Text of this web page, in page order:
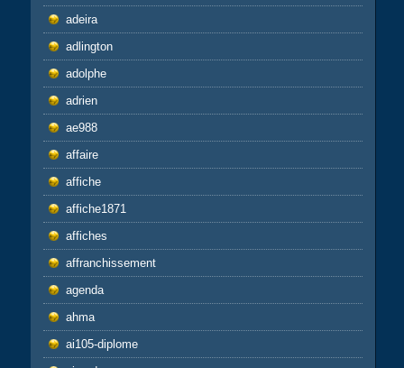
adeira
adlington
adolphe
adrien
ae988
affaire
affiche
affiche1871
affiches
affranchissement
agenda
ahma
ai105-diplome